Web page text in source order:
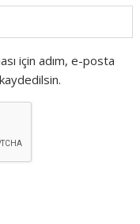
için adım, e-posta